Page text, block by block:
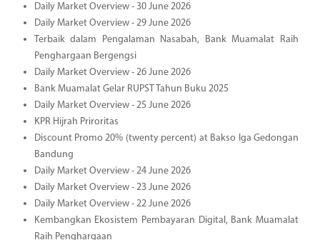
Daily Market Overview - 30 June 2026
Daily Market Overview - 29 June 2026
Terbaik dalam Pengalaman Nasabah, Bank Muamalat Raih
Penghargaan Bergengsi
Daily Market Overview - 26 June 2026
Bank Muamalat Gelar RUPST Tahun Buku 2025
Daily Market Overview - 25 June 2026
KPR Hijrah Priroritas
Discount Promo 20% (twenty percent) at Bakso Iga Gedongan
Bandung
Daily Market Overview - 24 June 2026
Daily Market Overview - 23 June 2026
Daily Market Overview - 22 June 2026
Kembangkan Ekosistem Pembayaran Digital, Bank Muamalat
Raih Penghargaan